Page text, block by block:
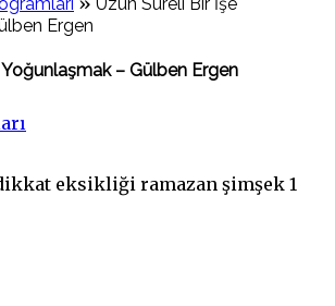
Uzun Süreli Bir İşe
Ergen
– Gülben Ergen